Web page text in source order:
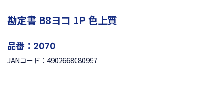
勘定書 B8ヨコ 1P 色上質
品番： 2070
JANコード： 4902668080997